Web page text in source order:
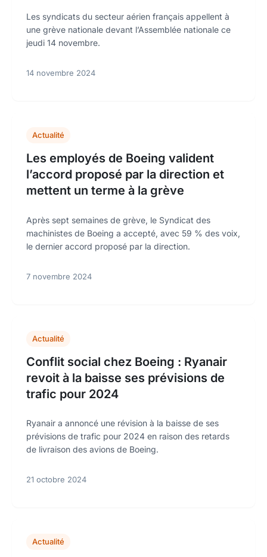
Les syndicats du secteur aérien français appellent à
une grève nationale devant l’Assemblée nationale ce
jeudi 14 novembre.
14 novembre 2024
Actualité
Les employés de Boeing valident
l’accord proposé par la direction et
mettent un terme à la grève
Après sept semaines de grève, le Syndicat des
machinistes de Boeing a accepté, avec 59 % des voix,
le dernier accord proposé par la direction.
7 novembre 2024
Actualité
Conflit social chez Boeing : Ryanair
revoit à la baisse ses prévisions de
trafic pour 2024
Ryanair a annoncé une révision à la baisse de ses
prévisions de trafic pour 2024 en raison des retards
de livraison des avions de Boeing.
21 octobre 2024
Actualité